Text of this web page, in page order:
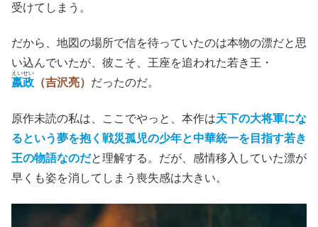
受けてしまう。
だから、地図の場所で信を待っていたのは本物の漂だと思
い込んでいたが、彼こそ、王座を追われた若き王・
嬴政
えいせい
（吉沢亮） だったのだ。
原作未読の私は、ここでやっと、本作は天下の大将軍にな
るという夢を抱く戦災孤児の少年と中華統一を目指す若き
王の物語なのだと理解する。だが、感情移入していた漂が
早くも姿を消してしまう喪失感は大きい。